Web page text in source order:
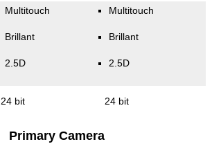
Multitouch
Brillant
2.5D
Multitouch
Brillant
2.5D
24 bit 24 bit
Primary Camera